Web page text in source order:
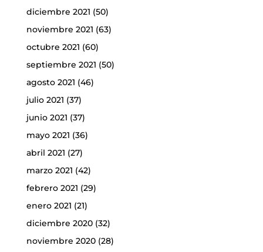
diciembre 2021 (50)
noviembre 2021 (63)
octubre 2021 (60)
septiembre 2021 (50)
agosto 2021 (46)
julio 2021 (37)
junio 2021 (37)
mayo 2021 (36)
abril 2021 (27)
marzo 2021 (42)
febrero 2021 (29)
enero 2021 (21)
diciembre 2020(32)
noviembre 2020(28)